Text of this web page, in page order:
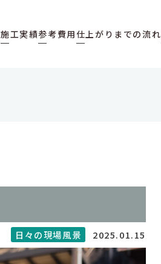
施工実績参考費用 仕上がりまでの流れ
日々の現場風景 2025.01.15